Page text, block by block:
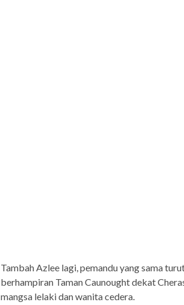
Tambah Azlee lagi, pemandu yang sama
berhampiran Taman Caunought dekat
mangsa lelaki dan wanita cedera.